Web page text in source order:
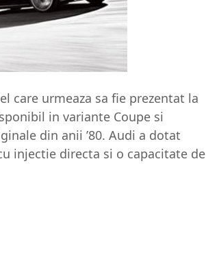
care urmeaza sa fie prezentat la
in variante Coupe si
din anii ’80. Audi a dotat
injectie directa si o capacitate de